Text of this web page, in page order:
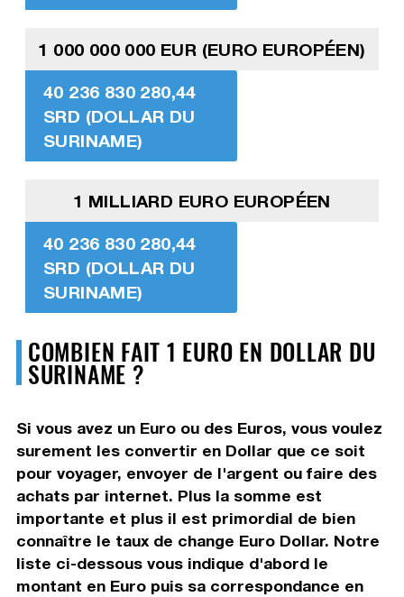
1 000 000 000 EUR (EURO EUROPÉEN)
40 236 830 280,44
SRD (DOLLAR DU
SURINAME)
1 MILLIARD EURO EUROPÉEN
40 236 830 280,44
SRD (DOLLAR DU
SURINAME)
COMBIEN FAIT 1 EURO EN DOLLAR DU
SURINAME ?
Si vous avez un Euro ou des Euros, vous voulez
surement les convertir en Dollar que ce soit
pour voyager, envoyer de l'argent ou faire des
achats par internet. Plus la somme est
importante et plus il est primordial de bien
connaître le taux de change Euro Dollar. Notre
liste ci-dessous vous indique d'abord le
montant en Euro puis sa correspondance en